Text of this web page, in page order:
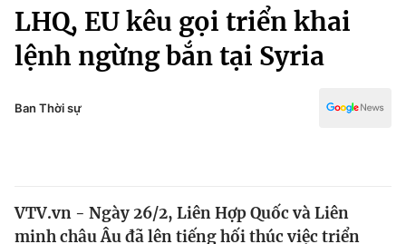
Chuyên mục
Chính trị
Kinh tế
Thể thao
Truyền hình
Y tế
LHQ, EU kêu gọi triển khai
lệnh ngừng bắn tại Syria
Ban Thời sự
VTV.vn - Ngày 26/2, Liên Hợp Quốc và Liên
minh châu Âu đã lên tiếng hối thúc việc triển